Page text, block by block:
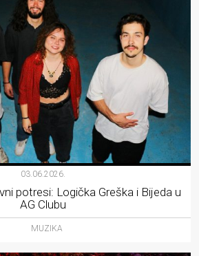
03.06.2026.
potresi: Logička Greška i Bijeda u
AG Clubu
MUZIKA